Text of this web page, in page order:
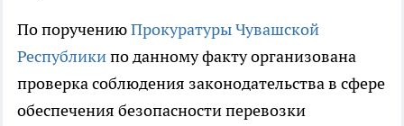
По поручениюПрокуратуры Чувашской
Республикипо данному факту организована
проверка соблюдения законодательства в сфере
обеспечения безопасности перевозки